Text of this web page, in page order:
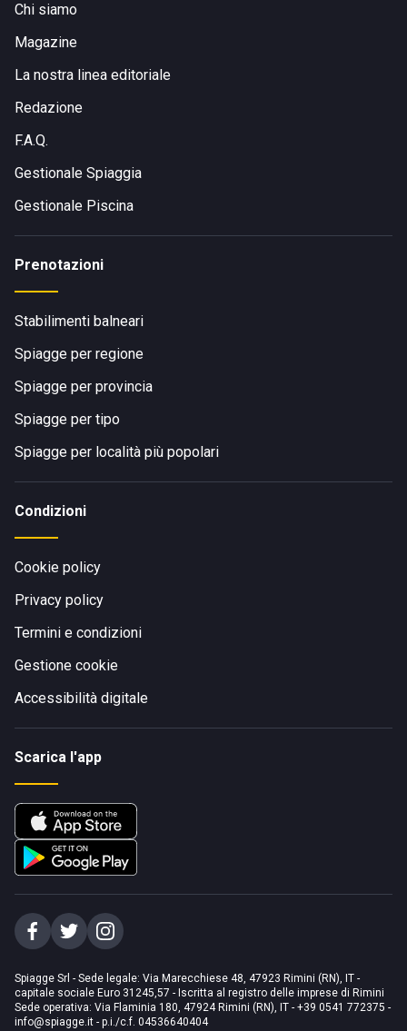
Chi siamo
Magazine
La nostra linea editoriale
Redazione
F.A.Q.
Gestionale Spiaggia
Gestionale Piscina
Prenotazioni
Stabilimenti balneari
Spiagge per regione
Spiagge per provincia
Spiagge per tipo
Spiagge per località più popolari
Condizioni
Cookie policy
Privacy policy
Termini e condizioni
Gestione cookie
Accessibilità digitale
Scarica l'app
Spiagge Srl - Sede legale: Via Marecchiese 48, 47923 Rimini (RN), IT -
capitale sociale Euro 31245,57 - Iscritta al registro delle imprese di Rimini
Sede operativa: Via Flaminia 180, 47924 Rimini (RN), IT - +39 0541 772375 -
info@spiagge.it - p.i./c.f. 04536640404